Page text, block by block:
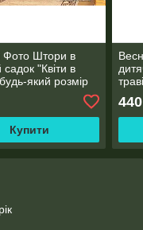
Фото Штори в
садок "Квіти в
який розмір
Купити
440